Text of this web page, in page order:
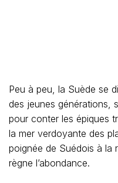
Peu à peu, la Suède se
des jeunes générations,
pour conter les épiques
la mer verdoyante des
poignée de Suédois à la
règne l’abondance.